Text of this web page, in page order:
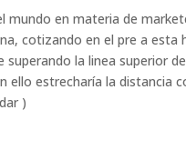
mundo en materia de
cotizando en el pre a esta
la linea superior
ello estrecharía la distancia
)